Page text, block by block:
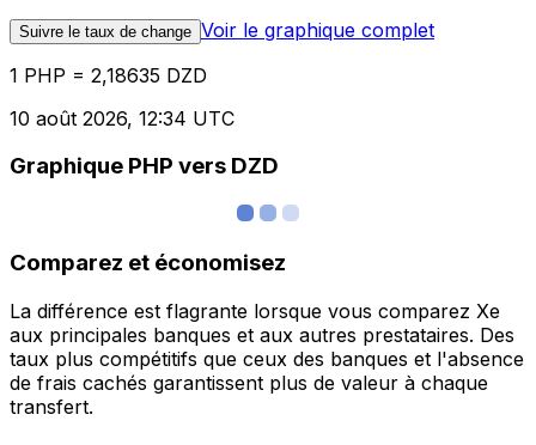
Suivre le taux de change Voir le graphique complet
1 PHP = 2,18635 DZD
10 août 2026, 12:34 UTC
Graphique PHP vers DZD
Comparez et économisez
La différence est flagrante lorsque vous comparez Xe
aux principales banques et aux autres prestataires. Des
taux plus compétitifs que ceux des banques et l'absence
de frais cachés garantissent plus de valeur à chaque
transfert.